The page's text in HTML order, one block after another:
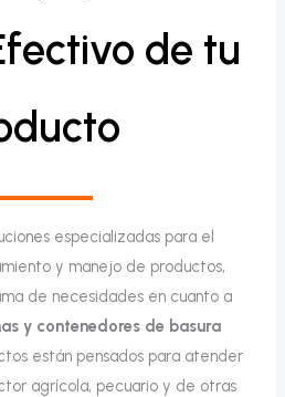
de tu
especializadas para el
y manejo de productos,
de necesidades en cuanto a
y contenedores de basura
están pensados para atender
agrícola, pecuario y de otras